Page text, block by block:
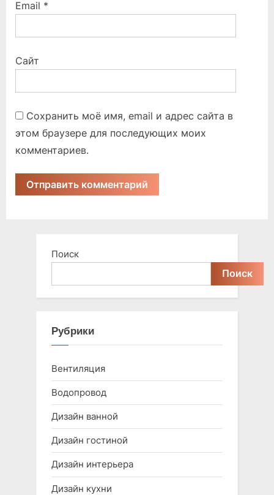
Email *
Сайт
Сохранить моё имя, email и адрес сайта в
этом браузере для последующих моих
комментариев.
Поиск
Поиск
Рубрики
Вентиляция
Водопровод
Дизайн ванной
Дизайн гостиной
Дизайн интерьера
Дизайн кухни